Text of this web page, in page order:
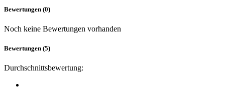
Bewertungen (0)
Noch keine Bewertungen vorhanden
Bewertungen (5)
Durchschnittsbewertung: